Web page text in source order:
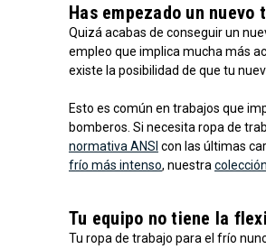
Has empezado un
Quizá acabas de conseguir un
empleo que implica mucha más
existe la posibilidad de que tu
Esto es común en trabajos que
bomberos. Si necesita ropa de
normativa ANSI con las últimas
frío más intenso, nuestra
Tu equipo no tiene la
Tu ropa de trabajo para el frío